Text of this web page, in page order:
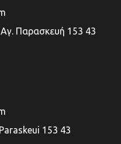
Παρασκευή 153 43
153 43